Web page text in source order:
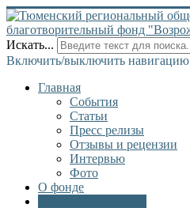
Искать...
Включить/выключить навигацию
Главная
События
Статьи
Пресс релизы
Отзывы и рецензии
Интервью
Фото
О фонде